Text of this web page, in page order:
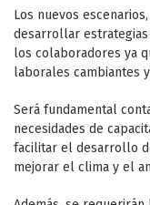
Los nuevos
desarrollar
los colaboradores ya
laborales cambiantes
Será fundamental
necesidades de
facilitar el desarrollo
mejorar el clima y el